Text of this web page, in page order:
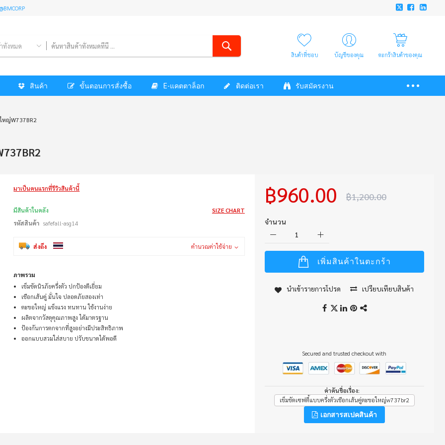
ทั้งหมด
สินค้าที่ชอบ บัญชีของคุณ ตะกร้าสินค้าของคุณ
สินค้า ขั้นตอนการสั่งซื้อ E-แคตตาล็อก ติดต่อเรา รับสมัครงาน
ญ่W737BR2
มาเป็นคนแรกที่รีวิวสินค้านี้
มีสินค้าในคลัง
รหัสสินค้า safefall-asg14
SIZE CHART
ส่งถึง คำนวณค่าใช้จ่าย
ภาพรวม
เข็มขัดนิรภัยครึ่งตัว ปกป้องดีเยี่ยม
เชือกเส้นคู่ มั่นใจ ปลอดภัยสองเท่า
ตะขอใหญ่ แข็งแรง ทนทาน ใช้งานง่าย
ผลิตจากวัสดุคุณภาพสูง ได้มาตรฐาน
ป้องกันการตกจากที่สูงอย่างมีประสิทธิภาพ
ออกแบบสวมใส่สบาย ปรับขนาดได้พอดี
฿960.00 ฿1,200.00
จำนวน
เพิ่มสินค้าในตะกร้า
นำเข้ารายการโปรด เปรียบเทียบสินค้า
Secured and trusted checkout with
ค่าคันชื่อเรื่อง
เข็มขัดเซฟตี้แบบครึ่งตัวเชือกเส้นคู่ตะขอใหญ่w737br2
เอกสารสเปคสินค้า